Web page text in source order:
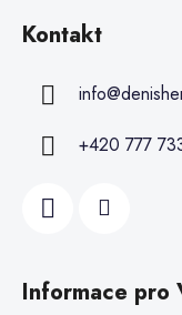
Kontakt
info@
+420 777
Informace pro